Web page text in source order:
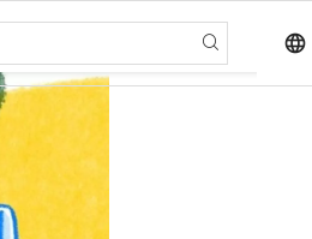
language